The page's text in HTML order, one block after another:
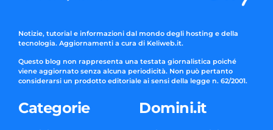
Notizie, tutorial e informazioni dal mondo degli hosting e della
tecnologia. Aggiornamenti a cura di Keliweb.it.
Questo blog non rappresenta una testata giornalistica poiché
viene aggiornato senza alcuna periodicità. Non può pertanto
considerarsi un prodotto editoriale ai sensi della legge n. 62/2001.
Categorie Domini.it